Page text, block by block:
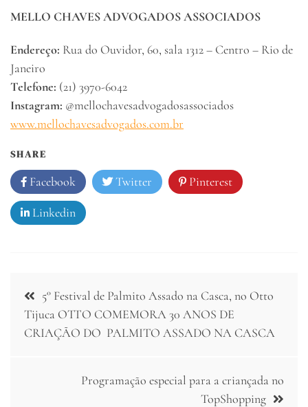
MELLO CHAVES ADVOGADOS ASSOCIADOS
Endereço: Rua do Ouvidor, 60, sala 1312 – Centro – Rio de
Janeiro
Telefone: (21) 3970-6042
Instagram: @mellochavesadvogadosassociados
www.mellochavesadvogados.com.br
SHARE
Facebook Twitter Pinterest
Linkedin
Navegação
de
Post
5° Festival de Palmito Assado na Casca, no Otto
Tijuca OTTO COMEMORA 30 ANOS DE
CRIAÇÃO DO PALMITO ASSADO NA CASCA
Programação especial para a criançada no
TopShopping